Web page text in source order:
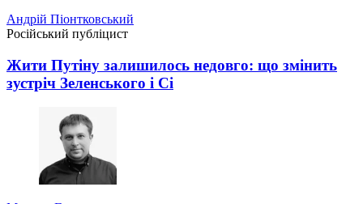
Андрій Піонтковський
Російський публіцист
Жити Путіну залишилось недовго: що змінить
зустріч Зеленського і Сі